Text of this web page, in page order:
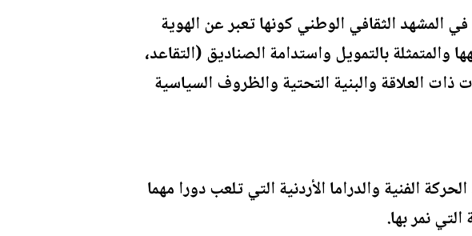
المشهد الثقافي الوطني كونها تعبر عن الهوية
والمتمثلة بالتمويل واستدامة الصناديق (التقاعد،
العلاقة والبنية التحتية والظروف السياسية
الفنية والدراما الأردنية التي تلعب دورا مهما
نمر بها.